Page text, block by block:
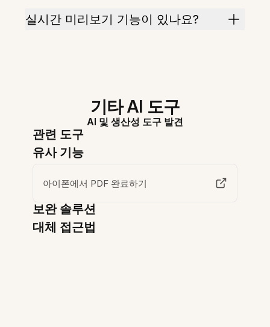
실시간 미리보기 기능이 있나요?
기타 AI 도구
AI 및 생산성 도구 발견
관련 도구
유사 기능
아이폰에서 PDF 완료하기
보완 솔루션
대체 접근법